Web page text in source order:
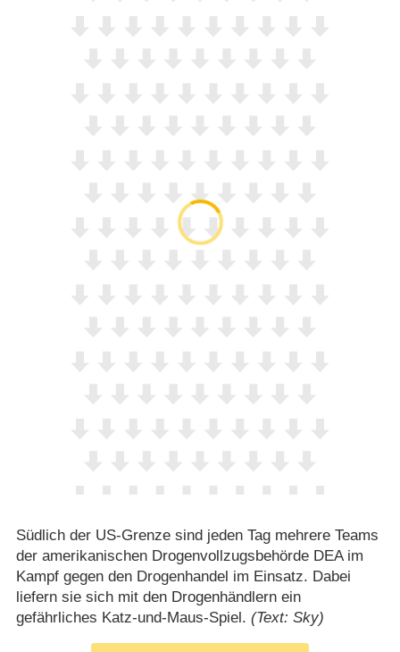
Südlich der US-Grenze sind jeden Tag mehrere Teams
der amerikanischen Drogenvollzugsbehörde DEA im
Kampf gegen den Drogenhandel im Einsatz. Dabei
liefern sie sich mit den Drogenhändlern ein
gefährliches Katz-und-Maus-Spiel. (Text: Sky)